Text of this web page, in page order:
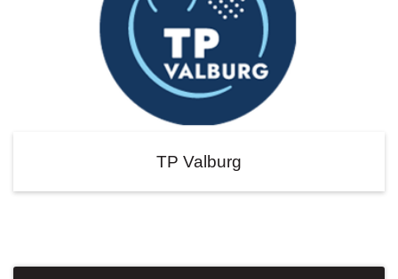
TP Valburg